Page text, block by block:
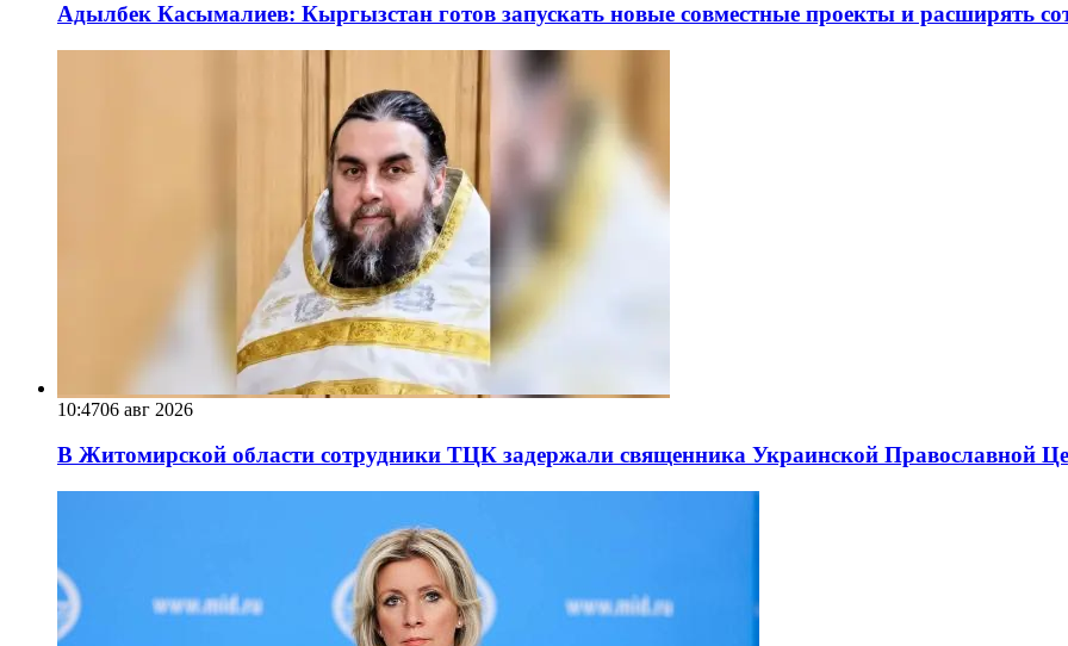
Адылбек Касымалиев: Кыргызстан готов запускать новые совместные проекты и расширять
10:4706 авг 2026
В Житомирской области сотрудники ТЦК задержали священника Украинской Православной